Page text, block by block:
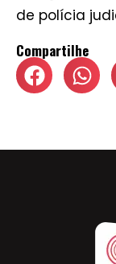
de polícia
Compartilhe